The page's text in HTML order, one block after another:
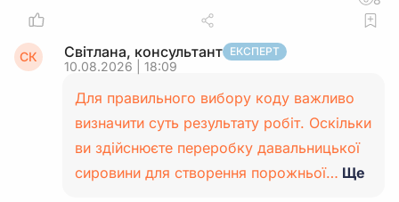
СК Світлана, консультант ЕКСПЕРТ
10.08.2026 | 18:09
Для правильного вибору коду важливо
визначити суть результату робіт. Оскільки
ви здійснюєте переробку давальницької
сировини для створення порожньої… Ще